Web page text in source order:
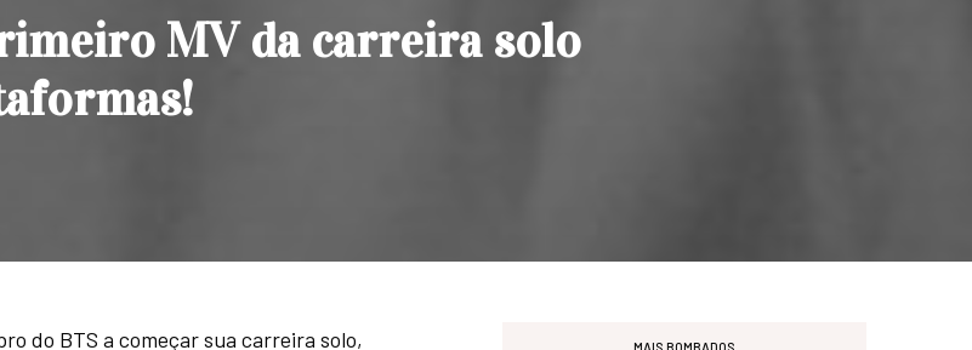
MV da carreira solo
do BTS a começar sua carreira solo,
MAIS BOMBADOS